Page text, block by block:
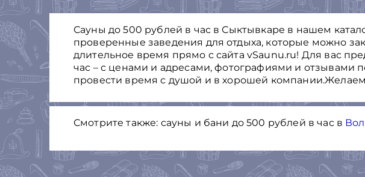
Сауны до 500 рублей в час в Сыктывкаре в нашем
проверенные заведения для отдыха, которые можно
длительное время прямо с сайта vSaunu.ru! Для вас
час – с ценами и адресами, фотографиями и отзывами
провести время с душой и в хорошей компании.Желаем
Смотрите также: сауны и бани до 500 рублей в час в